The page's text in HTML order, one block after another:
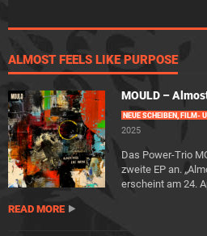
ALMOST FEELS LIKE PURPOSE
MOULD –
NEUE SCHEIBEN, FILM-
2025
Das Power-Trio
zweite EP an.
erscheint am 24.
READ MORE